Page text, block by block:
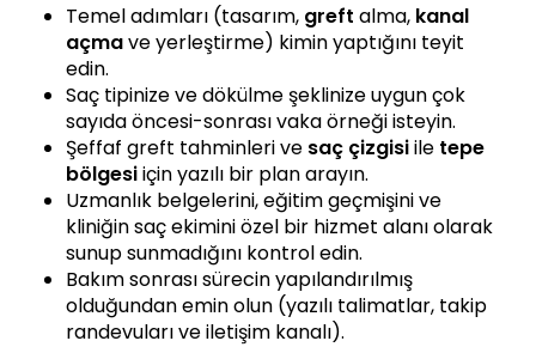
Temel adımları (tasarım, greft alma, kanal
açmave yerleştirme) kimin yaptığını teyit
edin.
Saç tipinize ve dökülme şeklinize uygun çok
sayıda öncesi-sonrası vaka örneği isteyin.
Şeffaf greft tahminleri ve saç çizgisiile tepe
bölgesiiçin yazılı bir plan arayın.
Uzmanlık belgelerini, eğitim geçmişini ve
kliniğin saç ekimini özel bir hizmet alanı olarak
sunup sunmadığını kontrol edin.
Bakım sonrası sürecin yapılandırılmış
olduğundan emin olun (yazılı talimatlar, takip
randevuları ve iletişim kanalı).